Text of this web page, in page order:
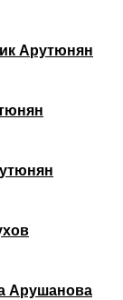
Арутюнян
Арушанова